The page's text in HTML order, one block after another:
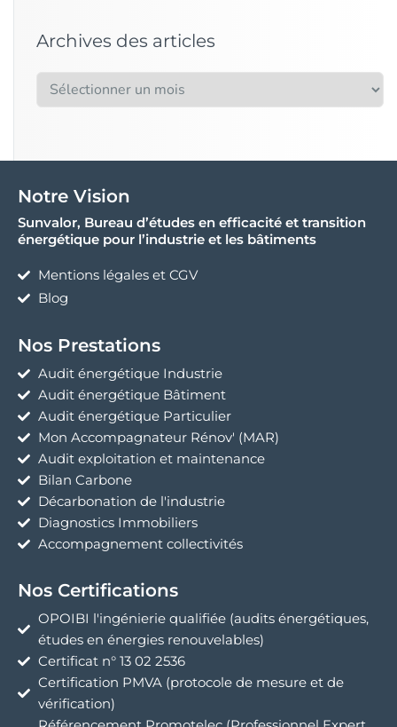
Archives des articles
Notre Vision
Sunvalor, Bureau d’études en efficacité et transition
énergétique pour l’industrie et les bâtiments
Mentions légales et CGV
Blog
Nos Prestations
Audit énergétique Industrie
Audit énergétique Bâtiment
Audit énergétique Particulier
Mon Accompagnateur Rénov' (MAR)
Audit exploitation et maintenance
Bilan Carbone
Décarbonation de l'industrie
Diagnostics Immobiliers
Accompagnement collectivités
Nos Certifications
OPOIBI l'ingénierie qualifiée (audits énergétiques,
études en énergies renouvelables)
Certificat n° 13 02 2536
Certification PMVA (protocole de mesure et de
vérification)